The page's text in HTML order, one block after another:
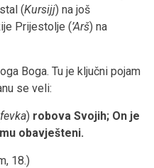
(Kursijj) na još
Prijestolje (’Arš) na
Boga. Tu je ključni pojam
se veli:
fevka) robova Svojih; On je
obavješteni.
18.)